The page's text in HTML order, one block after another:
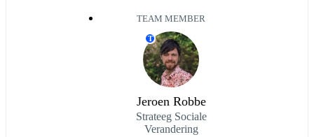
TEAM MEMBER
T
Jeroen Robbe
Strateeg Sociale
Verandering